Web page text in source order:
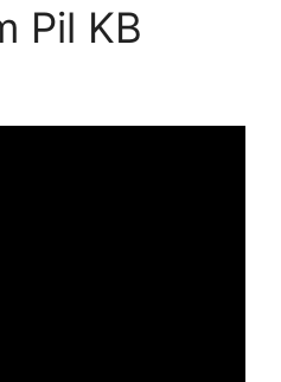
Pil KB